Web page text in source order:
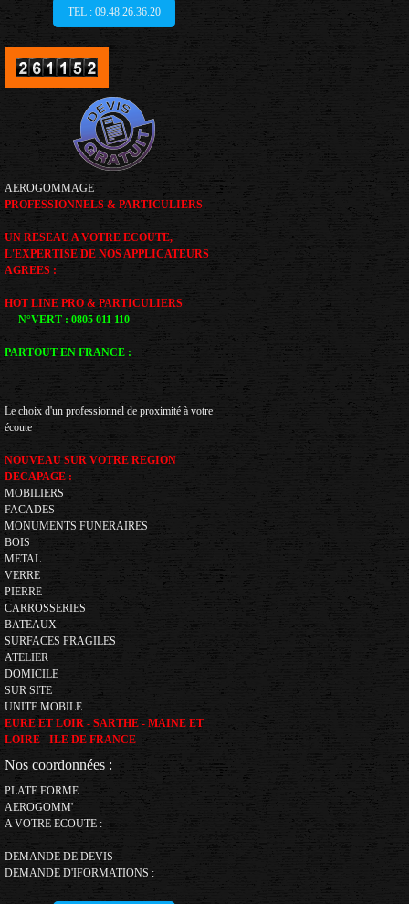
TEL : 09.48.26.36.20
AEROGOMMAGE
PROFESSIONNELS & PARTICULIERS
UN RESEAU A VOTRE ECOUTE,
L'EXPERTISE DE NOS APPLICATEURS
AGREES :
HOT LINE PRO & PARTICULIERS
N°VERT : 0805 011 110
PARTOUT EN FRANCE :
Le choix d'un professionnel de proximité à votre
écoute
NOUVEAU SUR VOTRE REGION
DECAPAGE :
MOBILIERS
FACADES
MONUMENTS FUNERAIRES
BOIS
METAL
VERRE
PIERRE
CARROSSERIES
BATEAUX
SURFACES FRAGILES
ATELIER
DOMICILE
SUR SITE
UNITE MOBILE ........
EURE ET LOIR - SARTHE - MAINE ET
LOIRE - ILE DE FRANCE
Nos coordonnées :
PLATE FORME
AEROGOMM'
A VOTRE ECOUTE :
DEMANDE DE DEVIS
DEMANDE D'IFORMATIONS :